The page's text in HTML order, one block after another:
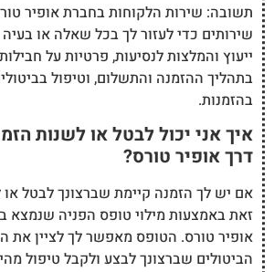
תשובה: שירות הלקוחות בחברת אופיר
שירותים כדי לעזור לך בכל שאלה או
ייעוץ והמלצות לנסיעות, פרטיות על
בתהליך ההזמנה והתשלום, וטיפול
בהזמנות.
איך אני יכול לבטל או לשנות
דרך אופיר טורס?
אם יש לך הזמנה קיימת שברצונך לבטל או
זאת באמצעות מילוי טופס הפניה שנמצא
אופיר טורס. הטופס מאפשר לך לציין את
הביטולים שברצונך לבצע ולקבל טיפול